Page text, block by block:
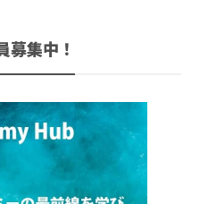
募集中！